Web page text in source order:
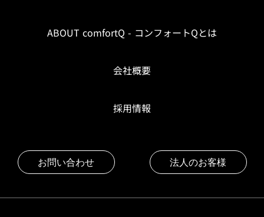
ABOUT comfortQ - コンフォートQとは
会社概要
採用情報
お問い合わせ 法人のお客様